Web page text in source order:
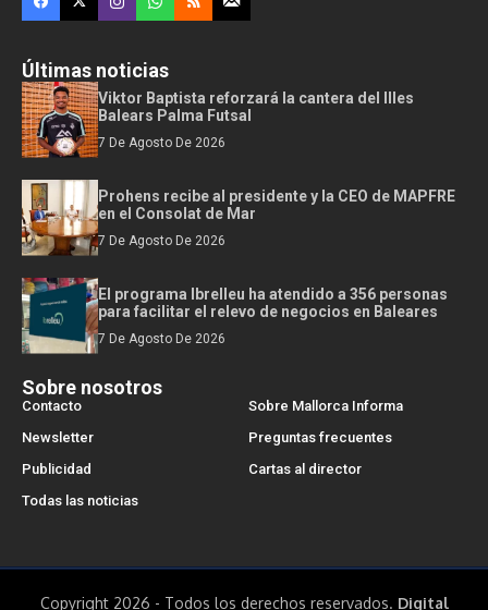
Últimas noticias
Viktor Baptista reforzará la cantera del Illes
Balears Palma Futsal
7 De Agosto De 2026
Prohens recibe al presidente y la CEO de MAPFRE
en el Consolat de Mar
7 De Agosto De 2026
El programa Ibrelleu ha atendido a 356 personas
para facilitar el relevo de negocios en Baleares
7 De Agosto De 2026
Sobre nosotros
Contacto
Sobre Mallorca Informa
Newsletter
Preguntas frecuentes
Publicidad
Cartas al director
Todas las noticias
Copyright 2026 - Todos los derechos reservados. Digital